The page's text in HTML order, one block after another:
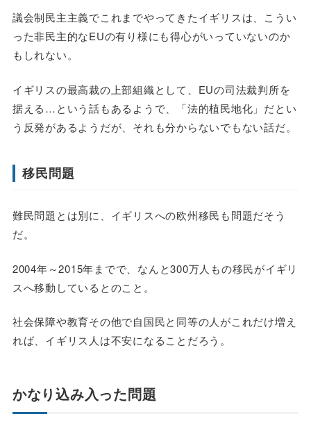
議会制民主主義でこれまでやってきたイギリスは、こうい
った非民主的なEUの有り様にも得心がいっていないのか
もしれない。
イギリスの最高裁の上部組織として、EUの司法裁判所を
据える…という話もあるようで、「法的植民地化」だとい
う反発があるようだが、それも分からないでもない話だ。
移民問題
難民問題とは別に、イギリスへの欧州移民も問題だそう
だ。
2004年～2015年までで、なんと300万人もの移民がイギリ
スへ移動しているとのこと。
社会保障や教育その他で自国民と同等の人がこれだけ増え
れば、イギリス人は不安になることだろう。
かなり込み入った問題